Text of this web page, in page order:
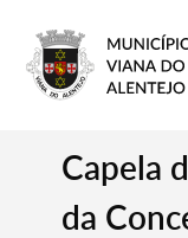
Capela
da